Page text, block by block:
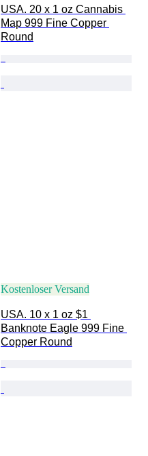
USA. 20 x 1 oz Cannabis
Map 999 Fine Copper
Round
Kostenloser Versand
USA. 10 x 1 oz $1
Banknote Eagle 999 Fine
Copper Round